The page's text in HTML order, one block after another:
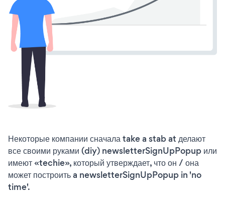
Некоторые компании сначала take a stab at делают
все своими руками (diy) newsletterSignUpPopup или
имеют «techie», который утверждает, что он / она
может построить a newsletterSignUpPopup in 'no
time'.